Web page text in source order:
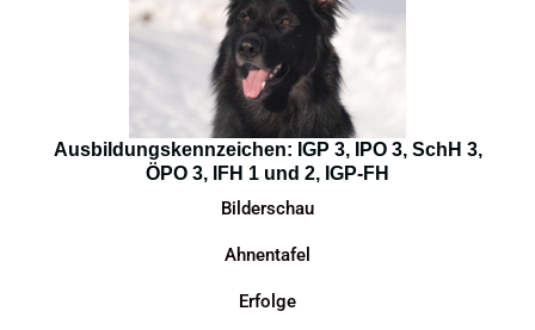
Ausbildungskennzeichen: IGP 3, IPO 3, SchH 3,
ÖPO 3, IFH 1 und 2, IGP-FH
Bilderschau
Ahnentafel
Erfolge